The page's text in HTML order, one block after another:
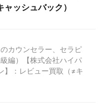
ッシュバック）
カウンセラー、セラピ
編）【株式会社ハイパ
】：レビュー買取（≠キ